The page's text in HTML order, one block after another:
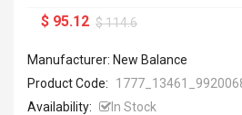
$ 95.12 $ 114.6
Manufacturer: New Balance
Product Code:
Availability:
In Stock